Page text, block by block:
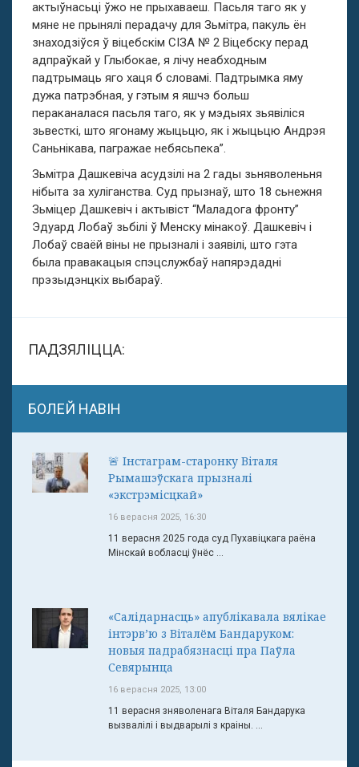
актыўнасьці ўжо не прыхаваеш. Пасьля таго як у
мяне не прынялі перадачу для Зьмітра, пакуль ён
знаходзіўся ў віцебскім СІЗА № 2 Віцебску перад
адпраўкай у Глыбокае, я лічу неабходным
падтрымаць яго хаця б словамі. Падтрымка яму
дужа патрэбная, у гэтым я яшчэ больш
пераканалася пасьля таго, як у мэдыях зьявіліся
зьвесткі, што ягонаму жыцьцю, як і жыцьцю Андрэя
Саньнікава, пагражае небясьпека”.
Зьмітра Дашкевіча асудзілі на 2 гады зьняволеньня
нібыта за хуліганства. Суд прызнаў, што 18 сьнежня
Зьміцер Дашкевіч і актывіст “Маладога фронту”
Эдуард Лобаў зьбілі ў Менску мінакоў. Дашкевіч і
Лобаў сваёй віны не прызналі і заявілі, што гэта
была правакацыя спэцслужбаў напярэдадні
прэзыдэнцкіх выбараў.
ПАДЗЯЛІЦЦА:
БОЛЕЙ НАВІН
🚨 Інстаграм-старонку Віталя
Рымашэўскага прызналі
«экстрэмісцкай»
16 верасня 2025, 16:30
11 верасня 2025 года суд Пухавіцкага раёна
Мінскай вобласці ўнёс ...
«Салідарнасць» апублікавала вялікае
інтэрв’ю з Віталём Бандаруком:
новыя падрабязнасці пра Паўла
Севярынца
16 верасня 2025, 13:00
11 верасня зняволенага Віталя Бандарука
вызвалілі і выдварылі з краіны. ...